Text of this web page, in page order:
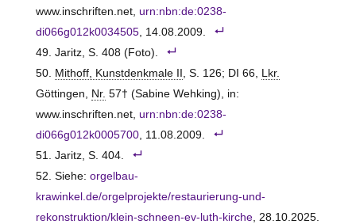
www.inschriften.net, urn:nbn:de:0238-
di066g012k0034505, 14.08.2009.
Jaritz, S. 408 (Foto).
Mithoff, Kunstdenkmale II
, S. 126; DI 66,
Lkr.
Göttingen,
Nr. 57† (Sabine Wehking), in:
www.inschriften.net, urn:nbn:de:0238-
di066g012k0005700, 11.08.2009.
Jaritz, S. 404.
Siehe: orgelbau-
krawinkel.de/orgelprojekte/restaurierung-und-
rekonstruktion/klein-schneen-ev-luth-kirche, 28.10.2025.